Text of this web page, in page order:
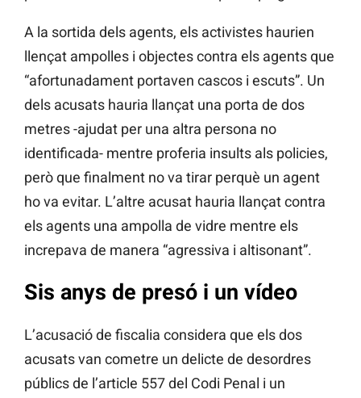
A la sortida dels agents, els activistes haurien
llençat ampolles i objectes contra els agents que
“afortunadament portaven cascos i escuts”. Un
dels acusats hauria llançat una porta de dos
metres -ajudat per una altra persona no
identificada- mentre proferia insults als policies,
però que finalment no va tirar perquè un agent
ho va evitar. L’altre acusat hauria llançat contra
els agents una ampolla de vidre mentre els
increpava de manera “agressiva i altisonant”.
Sis anys de presó i un vídeo
L’acusació de fiscalia considera que els dos
acusats van cometre un delicte de desordres
públics de l’article 557 del Codi Penal i un